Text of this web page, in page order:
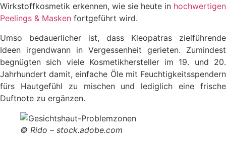
Wirkstoffkosmetik erkennen, wie sie heute in hochwertigen
Peelings & Masken fortgeführt wird.
Umso bedauerlicher ist, dass Kleopatras zielführende
Ideen irgendwann in Vergessenheit gerieten. Zumindest
begnügten sich viele Kosmetikhersteller im 19. und 20.
Jahrhundert damit, einfache Öle mit Feuchtigkeitsspendern
fürs Hautgefühl zu mischen und lediglich eine frische
Duftnote zu ergänzen.
© Rido – stock.adobe.com